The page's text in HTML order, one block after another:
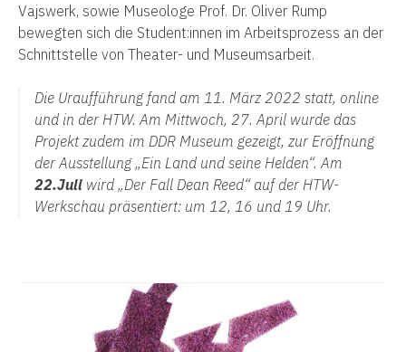
Vajswerk, sowie Museologe Prof. Dr. Oliver Rump
bewegten sich die Student:innen im Arbeitsprozess an der
Schnittstelle von Theater- und Museumsarbeit.
Die Uraufführung fand am 11. März 2022 statt, online
und in der HTW. Am Mittwoch, 27. April wurde das
Projekt zudem im DDR Museum gezeigt, zur Eröffnung
der Ausstellung „Ein Land und seine Helden“. Am
22.Juli wird „Der Fall Dean Reed“ auf der HTW-
Werkschau präsentiert: um 12, 16 und 19 Uhr.